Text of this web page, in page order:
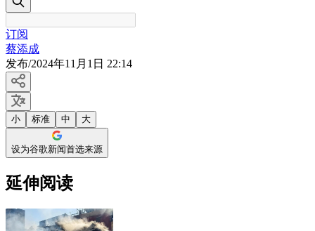
订阅
蔡添成
发布/2024年11月1日 22:14
小 标准 中 大
设为谷歌新闻首选来源
延伸阅读